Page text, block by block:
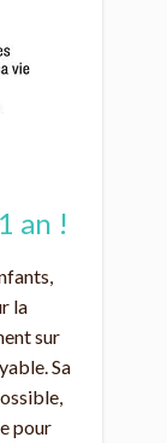
an !
la
sur
Sa
pour